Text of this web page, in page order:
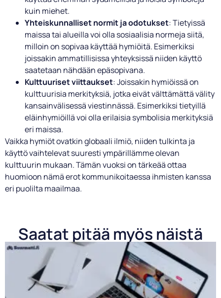
kuin miehet.
Yhteiskunnalliset normit ja odotukset: Tietyissä
maissa tai alueilla voi olla sosiaalisia normeja siitä,
milloin on sopivaa käyttää hymiöitä. Esimerkiksi
joissakin ammatillisissa yhteyksissä niiden käyttö
saatetaan nähdään epäsopivana.
Kulttuuriset viittaukset: Joissakin hymiöissä on
kulttuurisia merkityksiä, jotka eivät välttämättä välity
kansainvälisessä viestinnässä. Esimerkiksi tietyillä
eläinhymiöillä voi olla erilaisia symbolisia merkityksiä
eri maissa.
Vaikka hymiöt ovatkin globaali ilmiö, niiden tulkinta ja
käyttö vaihtelevat suuresti ympärillämme olevan
kulttuurin mukaan. Tämän vuoksi on tärkeää ottaa
huomioon nämä erot kommunikoitaessa ihmisten kanssa
eri puolilta maailmaa.
Saatat pitää myös näistä